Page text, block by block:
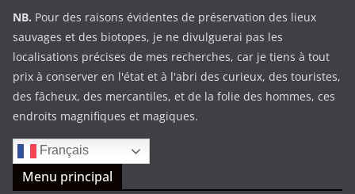
NB. Pour des raisons évidentes de préservation des lieux
sauvages et des biotopes, je ne divulguerai pas les
localisations précises de mes recherches, car je tiens à tout
prix à conserver en l'état et à l'abri des curieux, des touristes,
des fâcheux, des mercantiles, et de la folie des hommes, ces
endroits magnifiques et magiques.
Français
Menu principal